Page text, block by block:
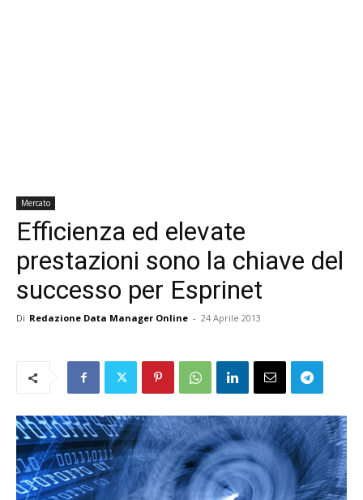
Mercato
Efficienza ed elevate
prestazioni sono la chiave del
successo per Esprinet
Di Redazione Data Manager Online - 24 Aprile 2013